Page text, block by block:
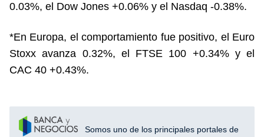
0.03%, el Dow Jones +0.06% y el Nasdaq -0.38%.
*En Europa, el comportamiento fue positivo, el Euro
Stoxx avanza 0.32%, el FTSE 100 +0.34% y el
CAC 40 +0.43%.
Somos uno de los principales portales de